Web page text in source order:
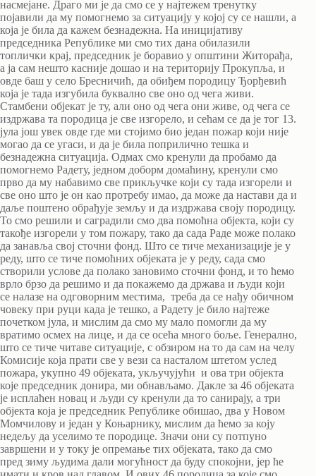
насмејане. Драго ми је да смо се у најтежем тренутку
појавили да му помогнемо за ситуацију у којој су се нашли, а
која је била да кажем безнадежна. На иницијативу
председника Републике ми смо тих дана обилазили
топлички крај, председник је боравио у општини Житорађа,
а ја сам нешто касније дошао и на територију Прокупља, и
овде баш у село Бресничић, да обиђем породицу Ђорђевић
која је тада изгубила буквално све оно од чега живи.
Стамбени објекат је ту, али оно од чега они живе, од чега се
издржава та породица је све изгорело, и сећам се да је тог 13.
јула још увек овде где ми стојимо био један пожар који није
могао да се угаси, и да је била поприлично тешка и
безнадежна ситуација. Одмах смо кренули да пробамо да
помогнемо Радету, једном доборм домаћину, кренули смо
прво да му набавимо све прикључке који су тада изгорели и
све оно што је он као протребу имао, да може да настави да и
даље поштено обрађује земљу и да издржава своју породицу.
То смо решили и саградили смо два помоћна објекта, који су
такође изгорели у том пожару, тако да сада Раде може полако
да занавља свој сточни фонд. Што се тиче механизације је у
реду, што се тиче помоћних објеката је у реду, сада смо
створили услове да полако зановимо сточни фонд, и то ћемо
врло брзо да решимо и да покажемо да држава и људи који
се налазе на одговорним местима, треба да се нађу обичном
човеку при руци када је тешко, а Радету је било најтеже
почетком јула, и мислим да смо му мало помогли да му
вратимо осмех на лице, и да се осећа много боље. Генерално,
што се тиче читаве ситуације, с обзиром на то да сам на челу
Комисије која прати све у вези са насталом штетом услед
пожара, укупно 49 објеката, укључујући и ова три објекта
које председник донира, ми обнављамо. Дакле за 46 објеката
је исплаћен новац и људи су кренули да то санирају, а три
објекта која је председник Републике обишао, два у Новом
Момчилову и један у Коњарнику, мислим да ћемо за коју
недељу да уселимо те породице. Значи они су потпуно
завршени и у току је опремање тих објеката, тако да смо
пред зиму људима дали могућност да буду спокојни, јер ће